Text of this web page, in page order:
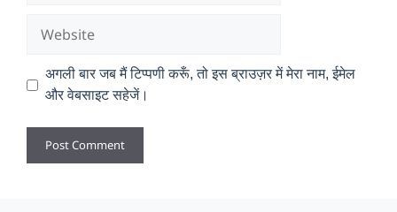
अगली बार जब मैं टिप्पणी करूँ, तो इस ब्राउज़र में मेरा नाम, ईमेल
और वेबसाइट सहेजें।